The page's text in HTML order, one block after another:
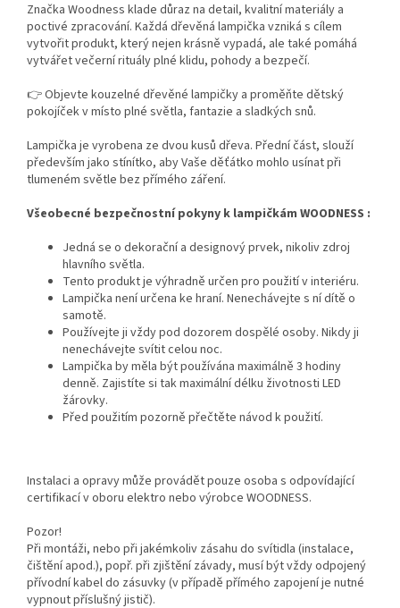
Značka Woodness klade důraz na detail, kvalitní materiály a
poctivé zpracování. Každá dřevěná lampička vzniká s cílem
vytvořit produkt, který nejen krásně vypadá, ale také pomáhá
vytvářet večerní rituály plné klidu, pohody a bezpečí.
👉 Objevte kouzelné dřevěné lampičky a proměňte dětský
pokojíček v místo plné světla, fantazie a sladkých snů.
Lampička je vyrobena ze dvou kusů dřeva. Přední část, slouží
především jako stínítko, aby Vaše děťátko mohlo usínat při
tlumeném světle bez přímého záření.
Všeobecné bezpečnostní pokyny k lampičkám WOODNESS :
Jedná se o dekorační a designový prvek, nikoliv zdroj
hlavního světla.
Tento produkt je výhradně určen pro použití v interiéru.
Lampička není určena ke hraní. Nenechávejte s ní dítě o
samotě.
Používejte ji vždy pod dozorem dospělé osoby. Nikdy ji
nenechávejte svítit celou noc.
Lampička by měla být používána maximálně 3 hodiny
denně. Zajistíte si tak maximální délku životnosti LED
žárovky.
Před použitím pozorně přečtěte návod k použití.
Instalaci a opravy může provádět pouze osoba s odpovídající
certifikací v oboru elektro nebo výrobce WOODNESS.
Pozor!
Při montáži, nebo při jakémkoliv zásahu do svítidla (instalace,
čištění apod.), popř. při zjištění závady, musí být vždy odpojený
přívodní kabel do zásuvky (v případě přímého zapojení je nutné
vypnout příslušný jistič).